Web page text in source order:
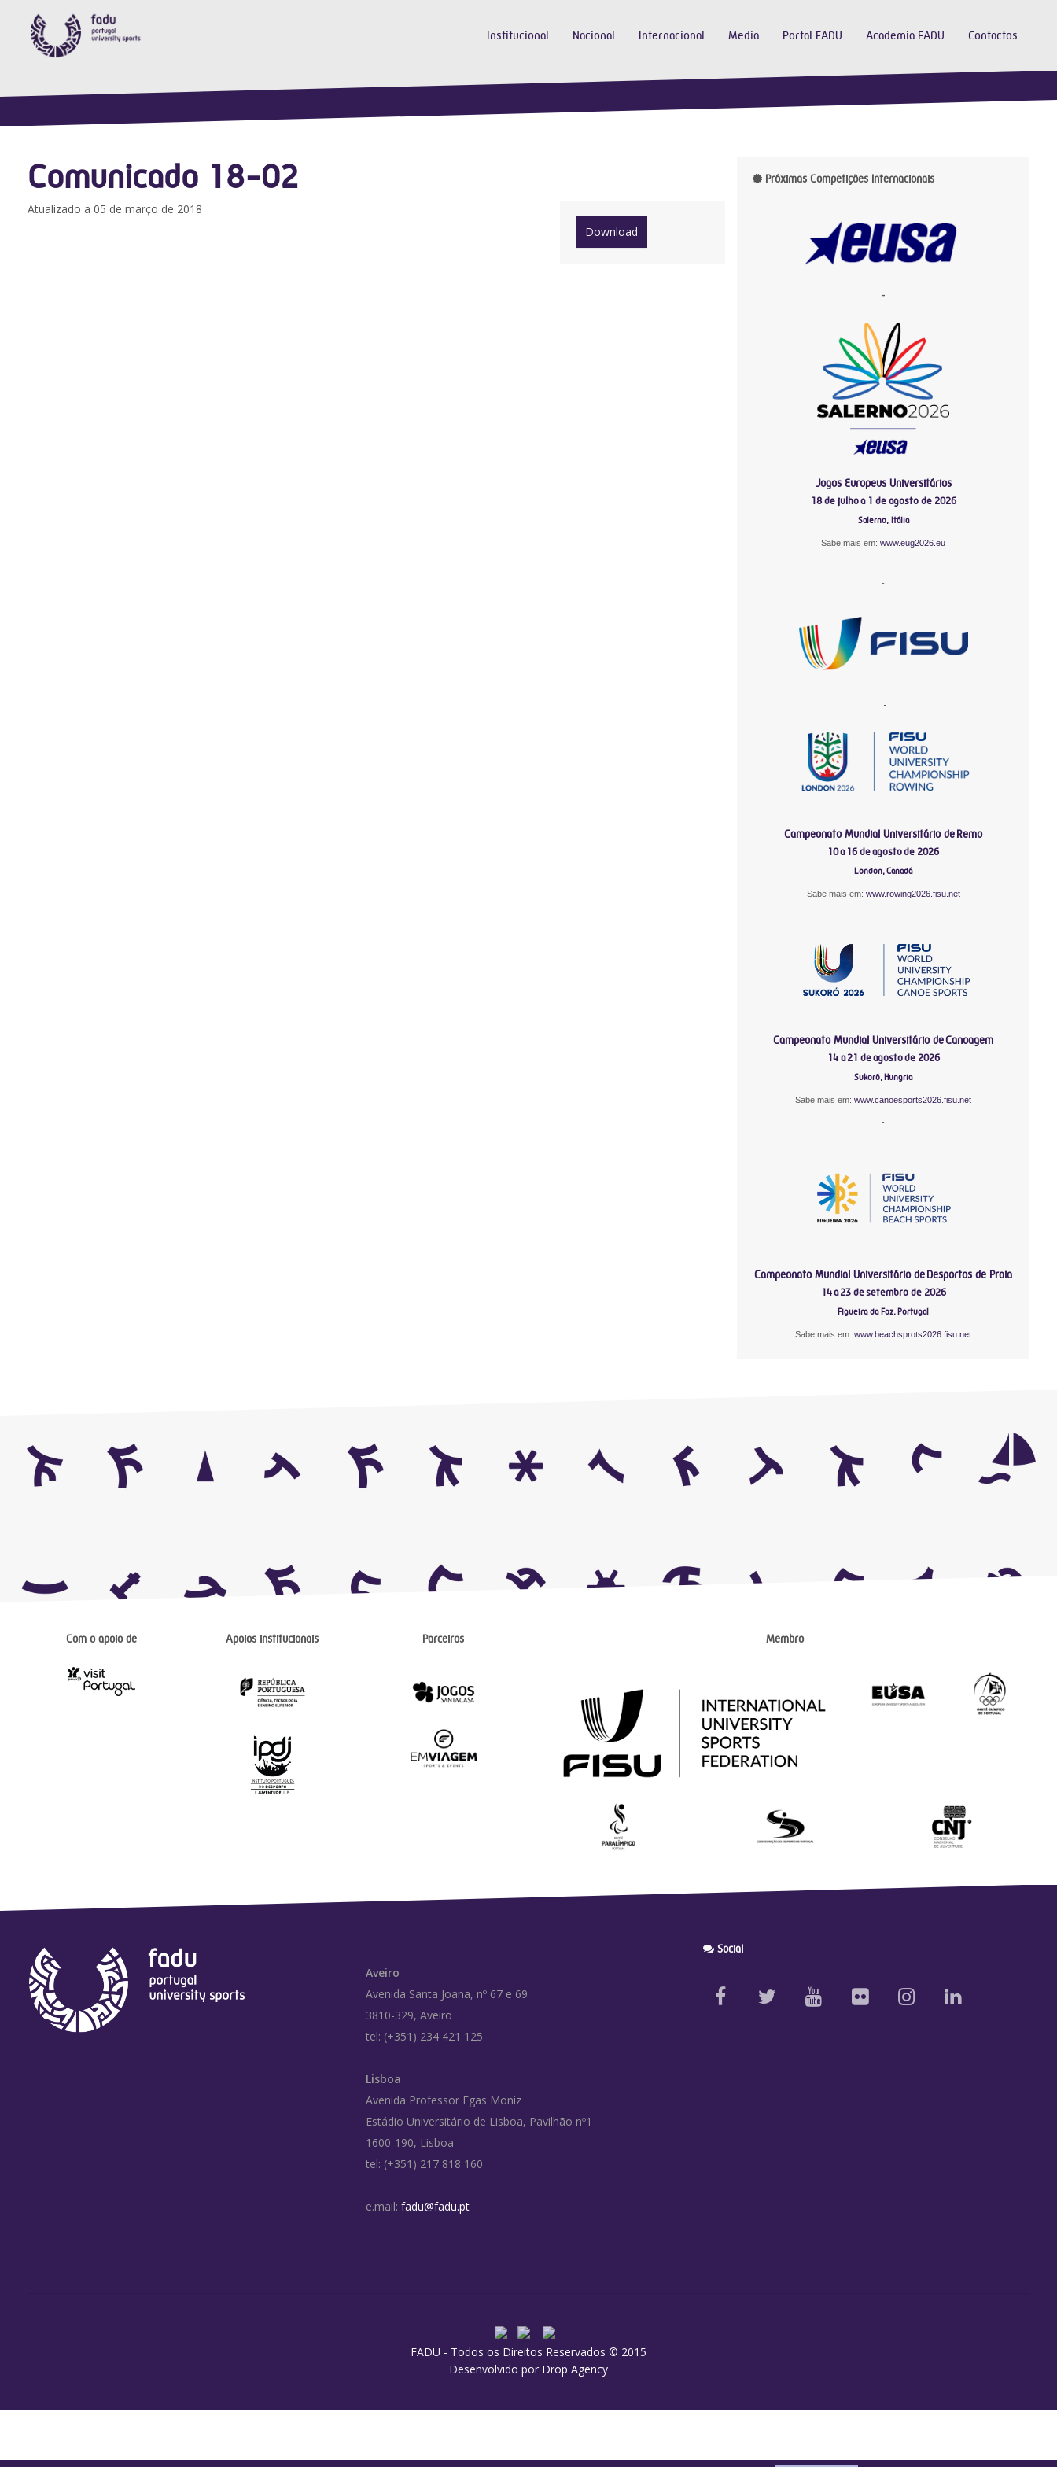
Institucional Nacional Internacional Media Portal FADU Academia FADU Contactos
Comunicado 18-02
Atualizado a 05 de março de 2018
Download
Próximas Competições Internacionais
-
Jogos Europeus Universitários
18 de julho a 1 de agosto de 2026
Salerno, Itália
Sabe mais em:www.eug2026.eu
-
-
Campeonato Mundial Universitário de Remo
10 a 16 de agosto de 2026
London, Canadá
Sabe mais em: www.rowing2026.fisu.net
-
Campeonato Mundial Universitário de Canoagem
14 a 21 de agosto de 2026
Sukoró, Hungria
Sabe mais em:www.canoesports2026.fisu.net
-
Campeonato Mundial Universitário de Desportos de Praia
14 a 23 de setembro de 2026
Figueira da Foz, Portugal
Sabe mais em:www.beachsprots2026.fisu.net
Com o apoio de Apoios institucionais Parceiros Membro
Aveiro
Avenida Santa Joana, nº 67 e 69
3810-329, Aveiro
tel: (+351) 234 421 125
Lisboa
Avenida Professor Egas Moniz
Estádio Universitário de Lisboa, Pavilhão nº1
1600-190, Lisboa
tel: (+351) 217 818 160
e.mail: fadu@fadu.pt
Social
FADU - Todos os Direitos Reservados © 2015
Desenvolvido por Drop Agency